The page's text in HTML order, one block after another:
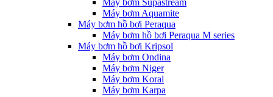
Máy bơm Supastream
Máy bơm Aquamite
Máy bơm hồ bơi Peraqua
Máy bơm hồ bơi Peraqua M series
Máy bơm hồ bơi Kripsol
Máy bơm Ondina
Máy bơm Niger
Máy bơm Koral
Máy bơm Karpa